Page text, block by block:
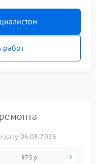
работ
дату 06.08.2026
975 р